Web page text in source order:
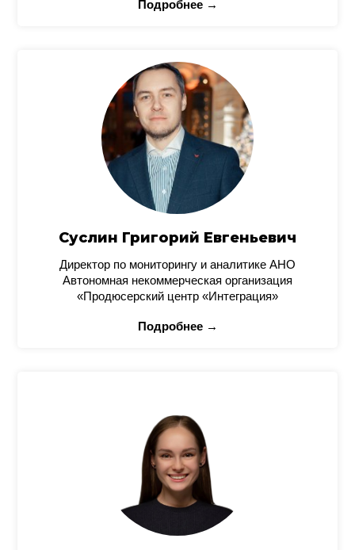
Подробнее →
Суслин Григорий Евгеньевич
Директор по мониторингу и аналитике АНО
Автономная некоммерческая организация
«Продюсерский центр «Интеграция»
Подробнее →